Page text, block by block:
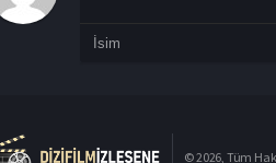
© 2026, Tüm